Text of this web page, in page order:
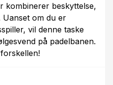
kombinerer beskyttelse,
om du er
vil denne taske
på padelbanen.